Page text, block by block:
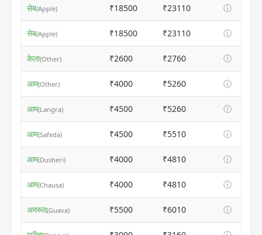
सेब(Apple) ₹18500 ₹23110 ⓘ
सेब(Apple) ₹18500 ₹23110 ⓘ
केला(Other) ₹2600 ₹2760 ⓘ
आम(Other) ₹4000 ₹5260 ⓘ
आम(Langra) ₹4500 ₹5260 ⓘ
आम(Safeda) ₹4500 ₹5510 ⓘ
आम(Dusheri) ₹4000 ₹4810 ⓘ
आम(Chausa) ₹4000 ₹4810 ⓘ
अमरूद(Guava) ₹5500 ₹6010 ⓘ